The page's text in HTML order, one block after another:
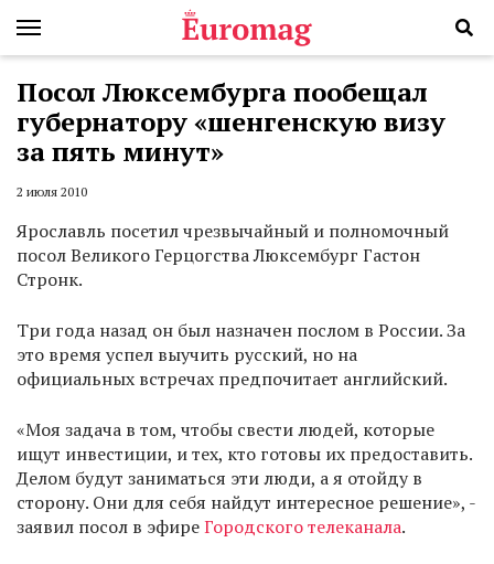
Посол Люксембурга пообещал
губернатору «шенгенскую визу
за пять минут»
2 июля 2010
Ярославль посетил чрезвычайный и полномочный
посол Великого Герцогства Люксембург Гастон
Стронк.
Три года назад он был назначен послом в России. За
это время успел выучить русский, но на
официальных встречах предпочитает английский.
«Моя задача в том, чтобы свести людей, которые
ищут инвестиции, и тех, кто готовы их предоставить.
Делом будут заниматься эти люди, а я отойду в
сторону. Они для себя найдут интересное решение», -
заявил посол в эфиреГородского телеканала.